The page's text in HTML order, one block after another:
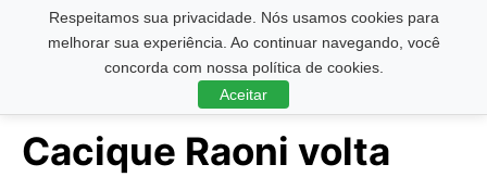
Respeitamos sua privacidade. Nós usamos cookies para
melhorar sua experiência. Ao continuar navegando, você
concorda com nossa política de cookies.
Aceitar
Pesquisar ...
Cacique Raoni volta